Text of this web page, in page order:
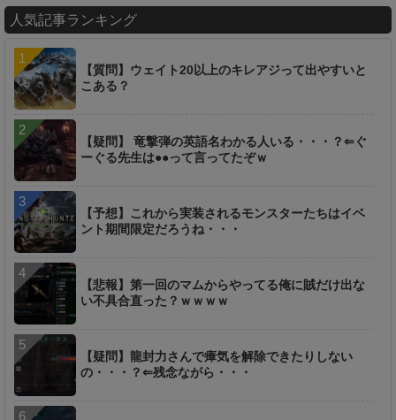
人気記事ランキング
【質問】ウェイト20以上のキレアジって出やすいと
こある？
【疑問】 竜撃弾の英語名わかる人いる・・・？⇐ぐ
ーぐる先生は●●って言ってたぞｗ
【予想】これから実装されるモンスターたちはイベ
ント期間限定だろうね・・・
【悲報】第一回のマムからやってる俺に賊だけ出な
い不具合直った？ｗｗｗｗ
【疑問】龍封力さんで瘴気を解除できたりしない
の・・・？⇐残念ながら・・・